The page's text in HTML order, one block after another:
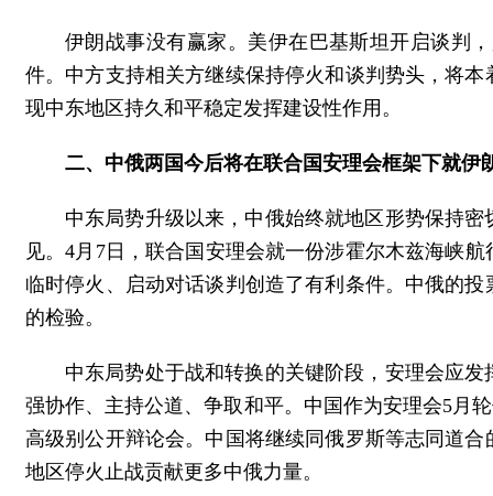
伊朗战事没有赢家。美伊在巴基斯坦开启谈判
件。中方支持相关方继续保持停火和谈判势头，将
现中东地区持久和平稳定发挥建设性作用。
二、中俄两国今后将在联合国安理会框架下就
中东局势升级以来，中俄始终就地区形势保持
见。4月7日，联合国安理会就一份涉霍尔木兹海峡
临时停火、启动对话谈判创造了有利条件。中俄的
的检验。
中东局势处于战和转换的关键阶段，安理会应
强协作、主持公道、争取和平。中国作为安理会5月
高级别公开辩论会。中国将继续同俄罗斯等志同道
地区停火止战贡献更多中俄力量。